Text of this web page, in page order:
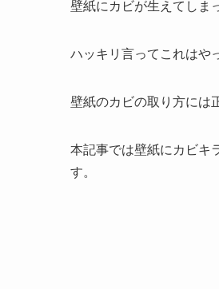
壁紙にカビが生えてしま
ハッキリ言ってこれはや
壁紙のカビの取り方には
本記事では壁紙にカビキ
す。